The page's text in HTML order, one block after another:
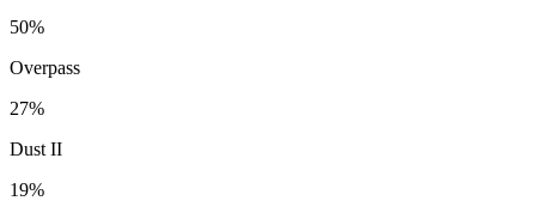
50%
Overpass
27%
Dust II
19%